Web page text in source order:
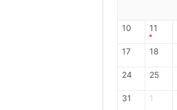
10 11
17 18
24 25
31 1